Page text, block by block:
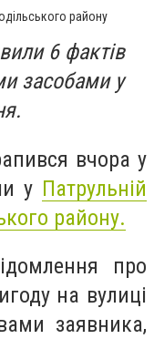
району
6 фактів
засобами у
вчора у
у Патрульній
району.
про
на вулиці
заявника,